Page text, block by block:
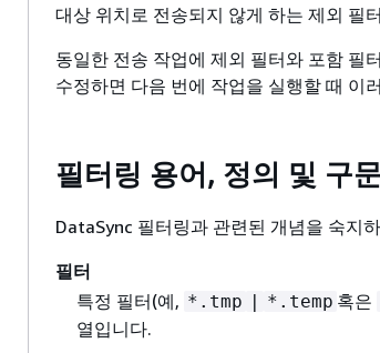
대상 위치로 전송되지 않게 하는 제외 필
동일한 전송 작업에 제외 필터와 포함 필
수정하면 다음 번에 작업을 실행할 때 이
필터링 용어, 정의 및 구
DataSync 필터링과 관련된 개념을 숙지
필터
특정 필터(예, *.tmp | *.temp 혹은
열입니다.